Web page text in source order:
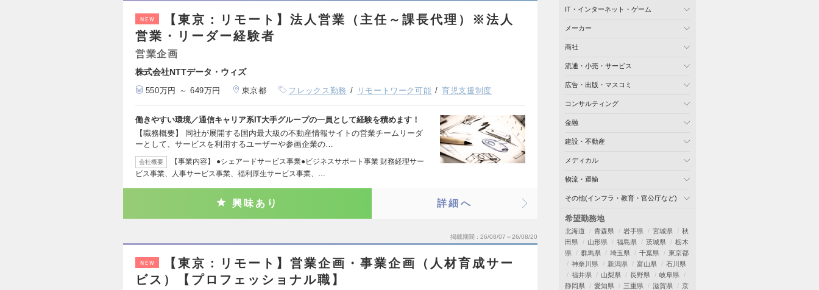
NEW
【東京：リモート】法人営業（主任～課長代理）※法人
営業・リーダー経験者
営業企画
株式会社NTTデータ・ウィズ
550万円 ～ 649万円 東京都 フレックス勤務 リモートワーク可能 育児支援制度
働きやすい環境／通信キャリア系IT大手グループの一員として経験を積めます！
【職務概要】 同社が展開する国内最大級の不動産情報サイトの営業チームリーダ
ーとして、サービスを利用するユーザーや参画企業の…
会社概要
【事業内容】 ●シェアードサービス事業●ビジネスサポート事業 財務経理サー
ビス事業、人事サービス事業、福利厚生サービス事業、…
興味あり 詳細へ
掲載期間 26/08/07～26/08/20
NEW
【東京：リモート】営業企画・事業企画（人材育成サー
ビス）【プロフェッショナル職】
IT・インターネット・ゲーム
メーカー
商社
流通・小売・サービス
広告・出版・マスコミ
コンサルティング
金融
建設・不動産
メディカル
物流・運輸
その他(インフラ・教育・官公庁など)
希望勤務地
北海道 青森県 岩手県 宮城県
秋
田県
山形県 福島県 茨城県
栃木
県
群馬県 埼玉県 千葉県
東京都
神奈川県
新潟県 富山県
石川県
福井県
山梨県 長野県
岐阜県
静岡県
愛知県 三重県 滋賀県
京